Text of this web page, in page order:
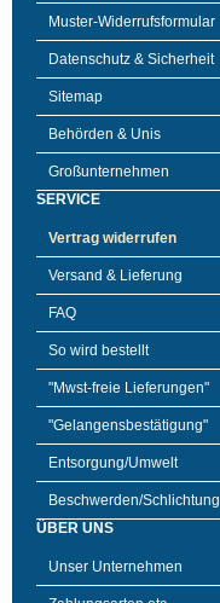
Muster-Widerrufsformular
Datenschutz & Sicherheit
Sitemap
Behörden & Unis
Großunternehmen
SERVICE
Vertrag widerrufen
Versand & Lieferung
FAQ
So wird bestellt
"Mwst-freie Lieferungen"
"Gelangensbestätigung"
Entsorgung/Umwelt
Beschwerden/Schlichtung
ÜBER UNS
Unser Unternehmen